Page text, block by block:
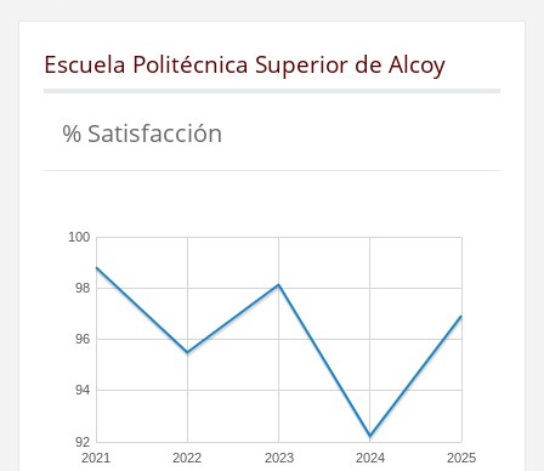
Escuela Politécnica Superior de Alcoy
% Satisfacción
2021 2022 2023 2024 2025
92
94
96
98
100